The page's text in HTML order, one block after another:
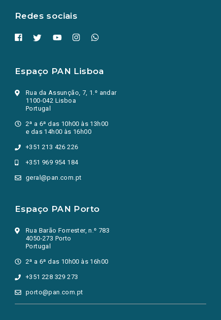
Redes sociais
Espaço PAN Lisboa
Rua da Assunção, 7, 1.º andar
1100-042 Lisboa
Portugal
2ª a 6ª das 10h00 às 13h00
e das 14h00 às 16h00
+351 213 426 226
+351 969 954 184
geral@pan.com.pt
Espaço PAN Porto
Rua Barão Forrester, n.º 783
4050-273 Porto
Portugal
2ª a 6ª das 10h00 às 16h00
+351 228 329 273
porto@pan.com.pt